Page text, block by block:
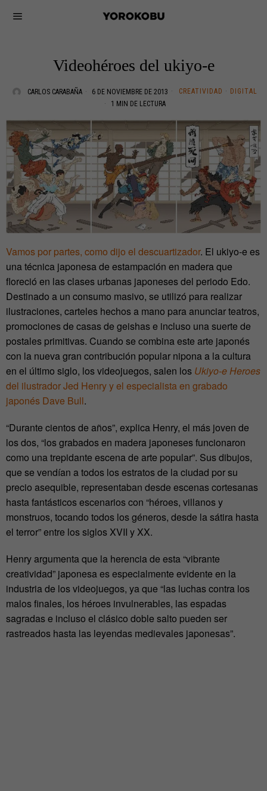
Videohéroes del ukiyo-e
CARLOS CARABAÑA 6 DE NOVIEMBRE DE 2013 CREATIVIDAD · DIGITAL
1 MIN DE LECTURA
Vamos por partes, como dijo el descuartizador. El ukiyo-e es
una técnica japonesa de estampación en madera que
floreció en las clases urbanas japoneses del periodo Edo.
Destinado a un consumo masivo, se utilizó para realizar
ilustraciones, carteles hechos a mano para anunciar teatros,
promociones de casas de geishas e incluso una suerte de
postales primitivas. Cuando se combina este arte japonés
con la nueva gran contribución popular nipona a la cultura
en el último siglo, los videojuegos, salen los Ukiyo-e Heroes
del ilustrador Jed Henry y el especialista en grabado
japonés Dave Bull.
“Durante cientos de años”, explica Henry, el más joven de
los dos, “los grabados en madera japoneses funcionaron
como una trepidante escena de arte popular”. Sus dibujos,
que se vendían a todos los estratos de la ciudad por su
precio asequible, representaban desde escenas cortesanas
hasta fantásticos escenarios con “héroes, villanos y
monstruos, tocando todos los géneros, desde la sátira hasta
el terror” entre los siglos XVII y XX.
Henry argumenta que la herencia de esta “vibrante
creatividad” japonesa es especialmente evidente en la
industria de los videojuegos, ya que “las luchas contra los
malos finales, los héroes invulnerables, las espadas
sagradas e incluso el clásico doble salto pueden ser
rastreados hasta las leyendas medievales japonesas”.